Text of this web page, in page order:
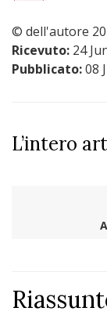
© dell'autore
Ricevuto: 24
Pubblicato:08
L’intero